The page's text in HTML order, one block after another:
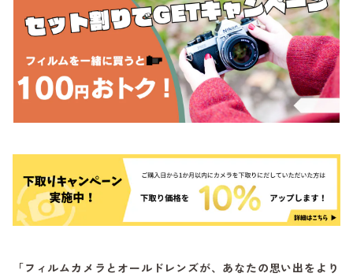
「フィルムカメラとオールドレンズが、あなたの思い出をより